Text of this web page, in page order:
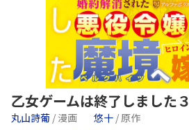
乙女ゲームは終了しました３
丸山詩葡 / 漫画 悠十 / 原作